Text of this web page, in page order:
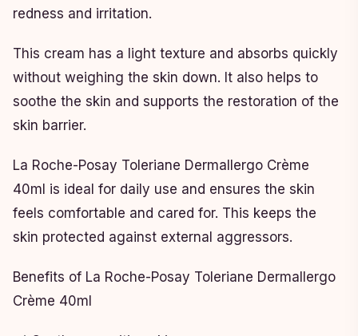
redness and irritation.
This cream has a light texture and absorbs quickly
without weighing the skin down. It also helps to
soothe the skin and supports the restoration of the
skin barrier.
La Roche-Posay Toleriane Dermallergo Crème
40ml is ideal for daily use and ensures the skin
feels comfortable and cared for. This keeps the
skin protected against external aggressors.
Benefits of La Roche-Posay Toleriane Dermallergo
Crème 40ml